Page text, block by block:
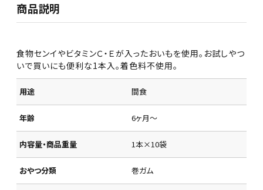
商品説明
食物センイやビタミンＣ・Ｅが入ったおいもを使用。お試しやつ
いで買いにも便利な1本入。着色料不使用。
用途 間食
年齢 6ヶ月～
内容量・商品重量 1本×10袋
おやつ分類 巻ガム